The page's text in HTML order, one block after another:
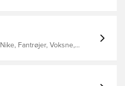
en øget åndbarhed
Fantrøjer, Voksne,